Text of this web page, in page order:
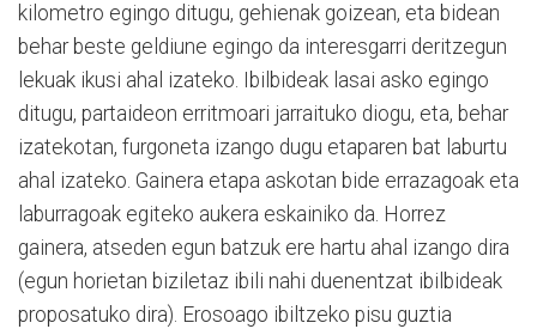
kilometro egingo ditugu, gehienak goizean, eta bidean
behar beste geldiune egingo da interesgarri deritzegun
lekuak ikusi ahal izateko. Ibilbideak lasai asko egingo
ditugu, partaideon erritmoari jarraituko diogu, eta, behar
izatekotan, furgoneta izango dugu etaparen bat laburtu
ahal izateko. Gainera etapa askotan bide errazagoak eta
laburragoak egiteko aukera eskainiko da. Horrez
gainera, atseden egun batzuk ere hartu ahal izango dira
(egun horietan biziletaz ibili nahi duenentzat ibilbideak
proposatuko dira). Erosoago ibiltzeko pisu guztia